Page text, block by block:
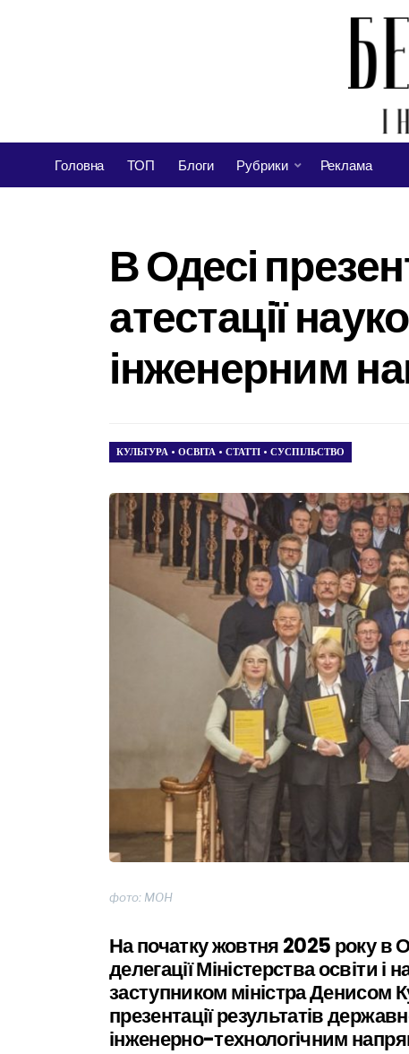
Головна ТОП Блоги Рубрики Реклама
В Одесі
атестації
інженерним
КУЛЬТУРА • ОСВІТА • СТАТТІ • СУСПІЛЬСТВО
фото: МОН
На початку жовтня 2025 року в
делегації Міністерства освіти і
заступником міністра Денисом
презентації результатів
інженерно-технологічним